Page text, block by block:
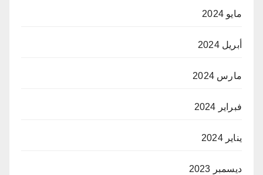
مايو 2024
أبريل 2024
مارس 2024
فبراير 2024
يناير 2024
ديسمبر 2023